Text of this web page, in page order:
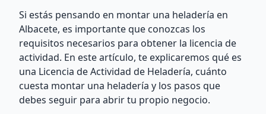
Si estás pensando en montar una heladería en
Albacete, es importante que conozcas los
requisitos necesarios para obtener la licencia de
actividad. En este artículo, te explicaremos qué es
una Licencia de Actividad de Heladería, cuánto
cuesta montar una heladería y los pasos que
debes seguir para abrir tu propio negocio.